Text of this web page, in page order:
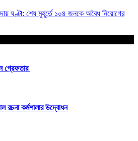
ঘণ্টা: শেষ মুহূর্তে ১০৪ জনকে অবৈধ নিয়োগের
গ্রেফতার
রচনা কর্মশালার উদ্বোধন